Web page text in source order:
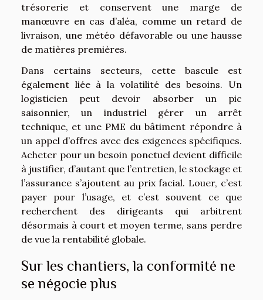
trésorerie et conservent une marge de
manœuvre en cas d’aléa, comme un retard de
livraison, une météo défavorable ou une hausse
de matières premières.
Dans certains secteurs, cette bascule est
également liée à la volatilité des besoins. Un
logisticien peut devoir absorber un pic
saisonnier, un industriel gérer un arrêt
technique, et une PME du bâtiment répondre à
un appel d’offres avec des exigences spécifiques.
Acheter pour un besoin ponctuel devient difficile
à justifier, d’autant que l’entretien, le stockage et
l’assurance s’ajoutent au prix facial. Louer, c’est
payer pour l’usage, et c’est souvent ce que
recherchent des dirigeants qui arbitrent
désormais à court et moyen terme, sans perdre
de vue la rentabilité globale.
Sur les chantiers, la conformité ne
se négocie plus